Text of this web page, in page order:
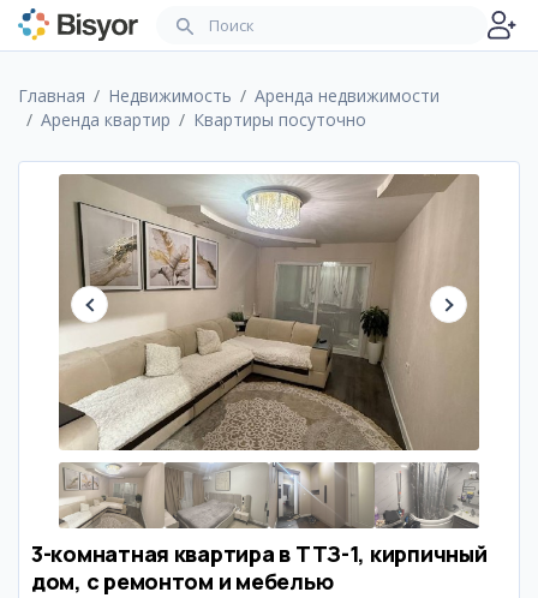
Главная Недвижимость
Аренда недвижимости
Аренда квартир
Квартиры посуточно
3-комнатная квартира в ТТЗ-1, кирпичный
дом, с ремонтом и мебелью